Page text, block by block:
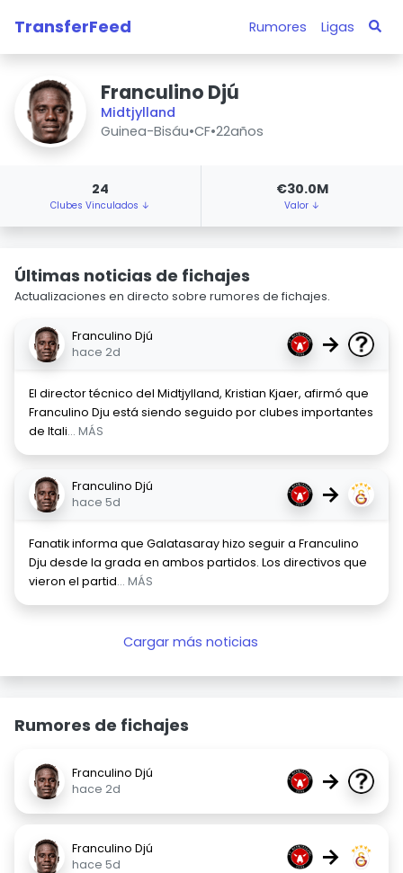
TransferFeed Rumores Ligas
Franculino Djú
Midtjylland
Guinea-Bisáu•CF•22años
24
Clubes Vinculados ↓
€30.0M
Valor ↓
Últimas noticias de fichajes
Actualizaciones en directo sobre rumores de fichajes.
Franculino Djú
hace 2d
→
El director técnico del Midtjylland, Kristian Kjaer, afirmó que
Franculino Dju está siendo seguido por clubes importantes
de Itali... MÁS
Franculino Djú
hace 5d
→
Fanatik informa que Galatasaray hizo seguir a Franculino
Dju desde la grada en ambos partidos. Los directivos que
vieron el partid... MÁS
Cargar más noticias
Rumores de fichajes
Franculino Djú
hace 2d
→
Franculino Djú
hace 5d
→